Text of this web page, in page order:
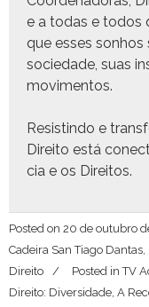
e a todas e todos
que ess­es
sociedade, suas
movimentos.
Resistin­do e
Dire­ito está
cia e os Direitos.
Posted on 20 de outubro
Cadeira San Tiago
Direito
Posted inTV
Direito: Diversidade, A